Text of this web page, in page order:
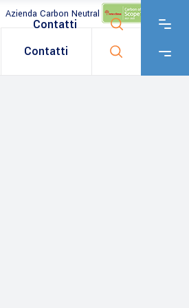
Azienda Carbon Neutral
Contatti
Contatti